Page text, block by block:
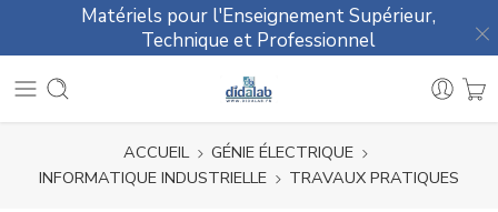
Matériels pour l'Enseignement Supérieur,
Technique et Professionnel
ACCUEIL
GÉNIE ÉLECTRIQUE
INFORMATIQUE INDUSTRIELLE
TRAVAUX PRATIQUES